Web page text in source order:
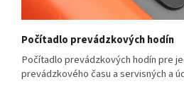
Počítadlo prevádzkových hodín
Počítadlo prevádzkových hodín pre
prevádzkového času a servisných a